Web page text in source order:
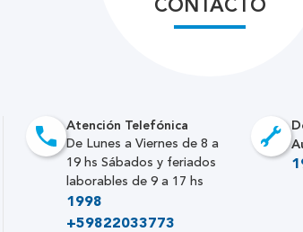
CONTACTO
Atención Telefónica
De Lunes a Viernes de 8 a
19 hs Sábados y feriados
laborables de 9 a 17 hs
1998
+59822033773